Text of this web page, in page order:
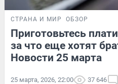
СТРАНА И МИР ОБЗОР
Приготовьтесь
за что еще хотят
Новости 25 марта
25 марта, 2026, 22:00 37 646